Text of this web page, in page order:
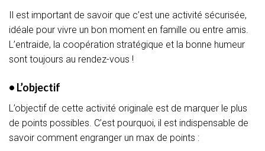
Il est important de savoir que c’est une activité sécurisée,
idéale pour vivre un bon moment en famille ou entre amis.
L’entraide, la coopération stratégique et la bonne humeur
sont toujours au rendez-vous !
• L’objectif
L’objectif de cette activité originale est de marquer le plus
de points possibles. C’est pourquoi, il est indispensable de
savoir comment engranger un max de points :